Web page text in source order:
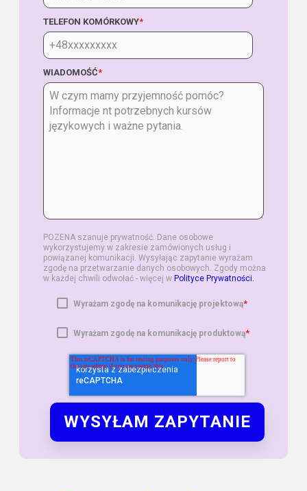
TELEFON KOMÓRKOWY*
WIADOMOŚĆ*
POZENA szanuje prywatność. Dane osobowe
wykorzystujemy w zakresie zamówionych usług i
powiązanej komunikacji. Wysyłając zapytanie wyrażam
zgodę na przetwarzanie danych osobowych. Zgody można
w każdej chwili odwołać - więcej w Polityce Prywatności.
Wyrażam zgodę na komunikację projektową*
Wyrażam zgodę na komunikację produktową*